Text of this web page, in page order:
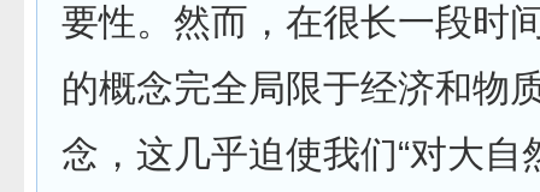
要性。然而，在很长一段时
的概念完全局限于经济和物
念，这几乎迫使我们“对大自